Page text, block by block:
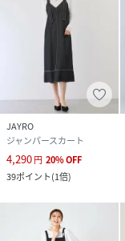
JAYRO
ジャンパースカート
4,290円 20%OFF
39ポイント(1倍)